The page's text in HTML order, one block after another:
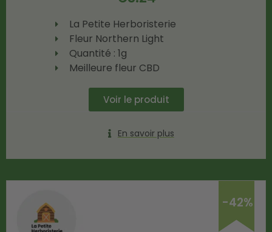
La Petite Herboristerie
Fleur Northern Light
Quantité : 1g
Meilleure fleur CBD
Voir le produit
En savoir plus
-42%